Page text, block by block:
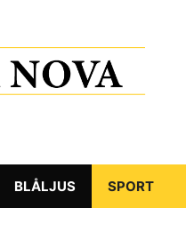
BLÅLJUS SPORT